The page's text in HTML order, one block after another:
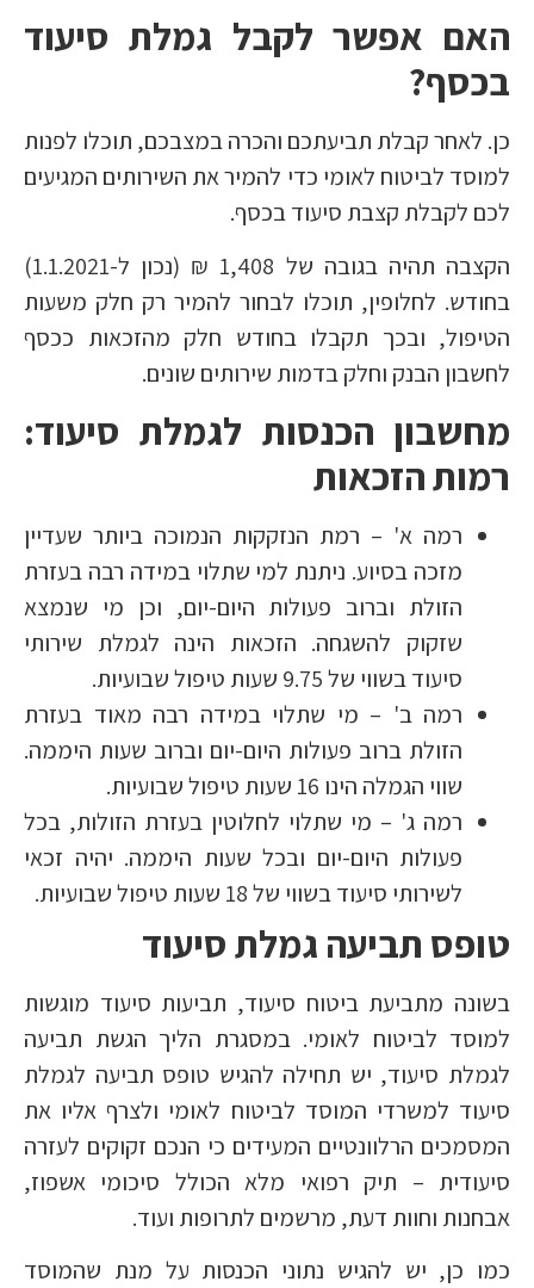
האם אפשר לקבל גמלת סיעוד
בכסף?
כן. לאחר קבלת תביעתכם והכרה במצבכם, תוכלו לפנות
למוסד לביטוח לאומי כדי להמיר את השירותים המגיעים
לכם לקבלת קצבת סיעוד בכסף.
הקצבה תהיה בגובה של 1,408 ₪ (נכון ל-1.1.2021)
בחודש. לחלופין, תוכלו לבחור להמיר רק חלק משעות
הטיפול, ובכך תקבלו בחודש חלק מהזכאות ככסף
לחשבון הבנק וחלק בדמות שירותים שונים.
מחשבון הכנסות לגמלת סיעוד:
רמות הזכאות
רמה א' – רמת הנזקקות הנמוכה ביותר שעדיין
מזכה בסיוע. ניתנת למי שתלוי במידה רבה בעזרת
הזולת וברוב פעולות היום-יום, וכן מי שנמצא
שזקוק להשגחה. הזכאות הינה לגמלת שירותי
סיעוד בשווי של 9.75 שעות טיפול שבועיות.
רמה ב' – מי שתלוי במידה רבה מאוד בעזרת
הזולת ברוב פעולות היום-יום וברוב שעות היממה.
שווי הגמלה הינו 16 שעות טיפול שבועיות.
רמה ג' – מי שתלוי לחלוטין בעזרת הזולות, בכל
פעולות היום-יום ובכל שעות היממה. יהיה זכאי
לשירותי סיעוד בשווי של 18 שעות טיפול שבועיות.
טופס תביעה גמלת סיעוד
בשונה מתביעת ביטוח סיעוד, תביעות סיעוד מוגשות
למוסד לביטוח לאומי. במסגרת הליך הגשת תביעה
לגמלת סיעוד, יש תחילה להגיש טופס תביעה לגמלת
סיעוד למשרדי המוסד לביטוח לאומי ולצרף אליו את
המסמכים הרלוונטיים המעידים כי הנכם זקוקים לעזרה
סיעודית – תיק רפואי מלא הכולל סיכומי אשפוז,
אבחנות וחוות דעת, מרשמים לתרופות ועוד.
כמו כן, יש להגיש נתוני הכנסות על מנת שהמוסד